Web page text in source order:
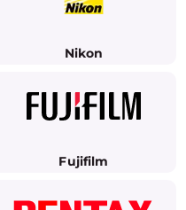
Nikon
Fujifilm